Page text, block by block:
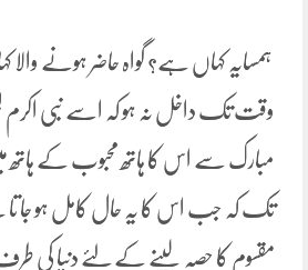
ہمسایہ کہاں ہے؟ گواہ حاضر ہونے
وقت تک داخل نہ ہو کہ اسے نبی
مبارک سے اس کا ہاتھ محبوب کے ہاتھ
تک کہ جب اس کا یہ حال کامل ہو جا
مقسوم کا حصہ لینے کے لئے دنیا کی طرف